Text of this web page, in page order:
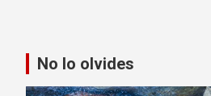
No lo olvides